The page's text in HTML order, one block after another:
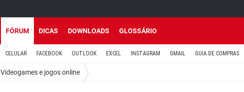
FÓRUM DICAS DOWNLOADS GLOSSÁRIO
CELULAR FACEBOOK OUTLOOK EXCEL INSTAGRAM GMAIL GUIA DE COMPRAS
Videogames e jogos online